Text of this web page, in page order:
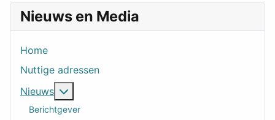
Nieuws en Media
Home
Nuttige adressen
Nieuws
Berichtgever